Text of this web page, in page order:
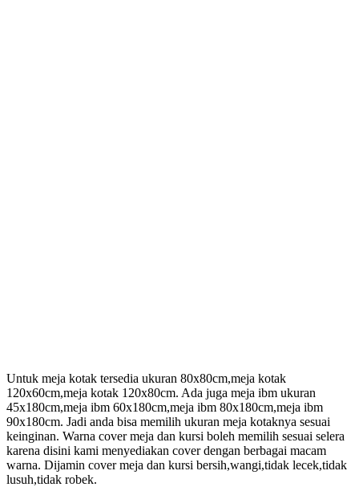
Untuk meja kotak tersedia ukuran 80x80cm,meja kotak
120x60cm,meja kotak 120x80cm. Ada juga meja ibm ukuran
45x180cm,meja ibm 60x180cm,meja ibm 80x180cm,meja ibm
90x180cm. Jadi anda bisa memilih ukuran meja kotaknya sesuai
keinginan. Warna cover meja dan kursi boleh memilih sesuai selera
karena disini kami menyediakan cover dengan berbagai macam
warna. Dijamin cover meja dan kursi bersih,wangi,tidak lecek,tidak
lusuh,tidak robek.